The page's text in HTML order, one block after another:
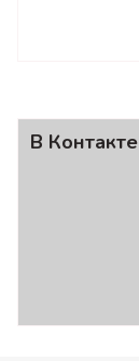
В Контакте